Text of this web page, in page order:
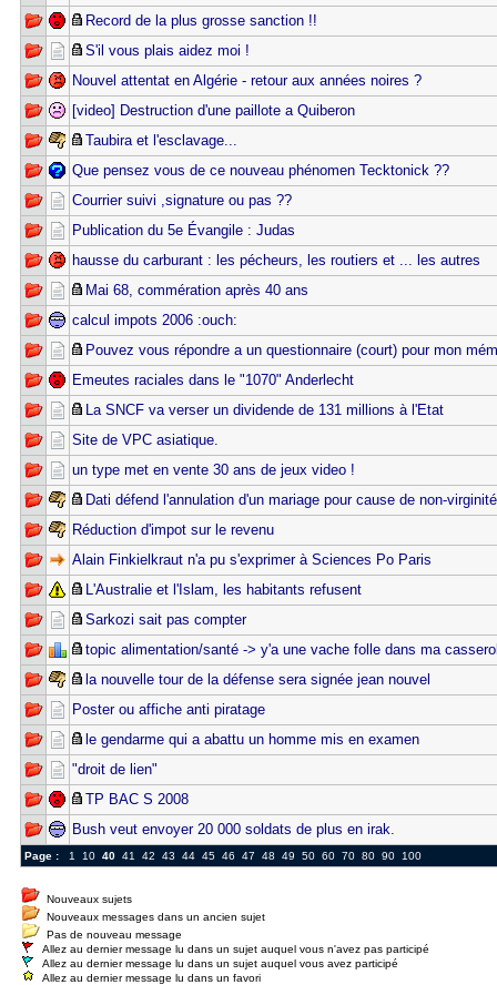
Record de la plus grosse sanction !!
S'il vous plais aidez moi !
Nouvel attentat en Algérie - retour aux années noires ?
[video] Destruction d'une paillote a Quiberon
Taubira et l'esclavage...
Que pensez vous de ce nouveau phénomen Tecktonick ??
Courrier suivi ,signature ou pas ??
Publication du 5e Évangile : Judas
hausse du carburant : les pécheurs, les routiers et ... les autres
Mai 68, commération après 40 ans
calcul impots 2006 :ouch:
Pouvez vous répondre a un questionnaire (court) pour mon
Emeutes raciales dans le "1070" Anderlecht
La SNCF va verser un dividende de 131 millions à l'Etat
Site de VPC asiatique.
un type met en vente 30 ans de jeux video !
Dati défend l'annulation d'un mariage pour cause de non-
Réduction d'impot sur le revenu
Alain Finkielkraut n'a pu s'exprimer à Sciences Po Paris
L'Australie et l'Islam, les habitants refusent
Sarkozi sait pas compter
topic alimentation/santé -> y'a une vache folle dans ma
la nouvelle tour de la défense sera signée jean nouvel
Poster ou affiche anti piratage
le gendarme qui a abattu un homme mis en examen
"droit de lien"
TP BAC S 2008
Bush veut envoyer 20 000 soldats de plus en irak.
Page : 1 10 40 41 42 43 44 45 46 47 48 49 50 60 70 80 90 100
Nouveaux sujets
Nouveaux messages dans un ancien sujet
Pas de nouveau message
Allez au dernier message lu dans un sujet auquel vous n'avez pas participé
Allez au dernier message lu dans un sujet auquel vous avez participé
Allez au dernier message lu dans un favori